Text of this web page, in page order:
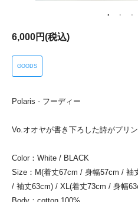
6,000円(税込)
GOODS
Polaris - フーディー
Vo.オオヤが書き下ろした詩がプリ
Color：White / BLACK
Size：M(着丈67cm / 身幅57cm / 袖
/ 袖丈63cm) / XL(着丈73cm / 身幅